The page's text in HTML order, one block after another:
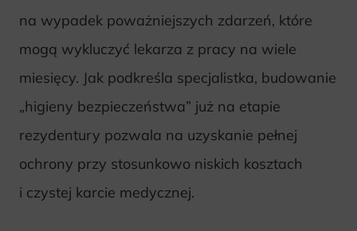
na wypadek poważniejszych zdarzeń, które
mogą wykluczyć lekarza z pracy na wiele
miesięcy. Jak podkreśla specjalistka, budowanie
„higieny bezpieczeństwa” już na etapie
rezydentury pozwala na uzyskanie pełnej
ochrony przy stosunkowo niskich kosztach
i czystej karcie medycznej.